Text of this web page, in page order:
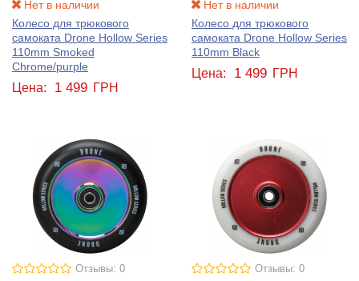
Нет в наличии
Колесо для трюкового
самоката Drone Hollow Series
110mm Smoked
Chrome/purple
Цена: 1 499 ГРН
Нет в наличии
Колесо для трюкового
самоката Drone Hollow Series
110mm Black
Цена: 1 499 ГРН
Отзывы: 0 Отзывы: 0